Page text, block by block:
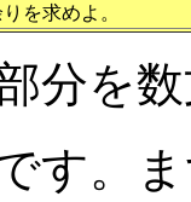
を求めよ。
分を
す。